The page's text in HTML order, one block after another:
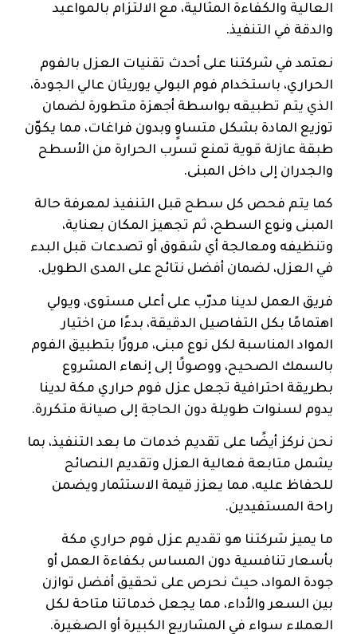
العالية والكفاءة المثالية، مع الالتزام بالمواعيد
والدقة في التنفيذ.
نعتمد في شركتنا على أحدث تقنيات العزل بالفوم
الحراري، باستخدام فوم البولي يوريثان عالي الجودة،
الذي يتم تطبيقه بواسطة أجهزة متطورة لضمان
توزيع المادة بشكل متساوٍ وبدون فراغات، مما يكوّن
طبقة عازلة قوية تمنع تسرب الحرارة من الأسطح
والجدران إلى داخل المبنى.
كما يتم فحص كل سطح قبل التنفيذ لمعرفة حالة
المبنى ونوع السطح، ثم تجهيز المكان بعناية،
وتنظيفه ومعالجة أي شقوق أو تصدعات قبل البدء
في العزل، لضمان أفضل نتائج على المدى الطويل.
فريق العمل لدينا مدرّب على أعلى مستوى، ويولي
اهتمامًا بكل التفاصيل الدقيقة، بدءًا من اختيار
المواد المناسبة لكل نوع مبنى، مرورًا بتطبيق الفوم
بالسمك الصحيح، ووصولًا إلى إنهاء المشروع
بطريقة احترافية تجعل عزل فوم حراري مكة لدينا
يدوم لسنوات طويلة دون الحاجة إلى صيانة متكررة.
نحن نركز أيضًا على تقديم خدمات ما بعد التنفيذ، بما
يشمل متابعة فعالية العزل وتقديم النصائح
للحفاظ عليه، مما يعزز قيمة الاستثمار ويضمن
راحة المستفيدين.
ما يميز شركتنا هو تقديم عزل فوم حراري مكة
بأسعار تنافسية دون المساس بكفاءة العمل أو
جودة المواد، حيث نحرص على تحقيق أفضل توازن
بين السعر والأداء، مما يجعل خدماتنا متاحة لكل
العملاء سواء في المشاريع الكبيرة أو الصغيرة.